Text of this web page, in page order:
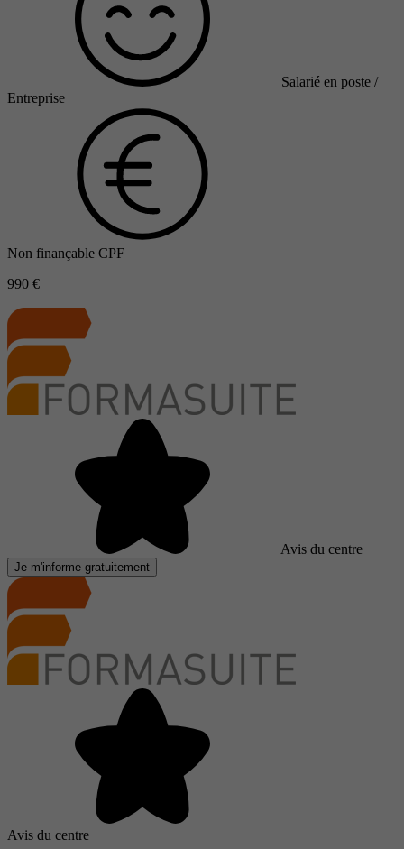
Salarié en poste /
Entreprise
Non finançable CPF
990 €
Avis du centre
Je m'informe gratuitement
Avis du centre